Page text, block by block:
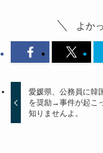
よか
愛媛県、公務員に韓
を奨励→事件が起こ
知りませんよ。